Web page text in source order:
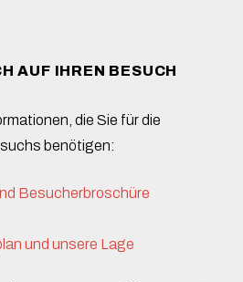
AUF IHREN BESUCH
die Sie für die
benötigen:
Besucherbroschüre
und unsere Lage